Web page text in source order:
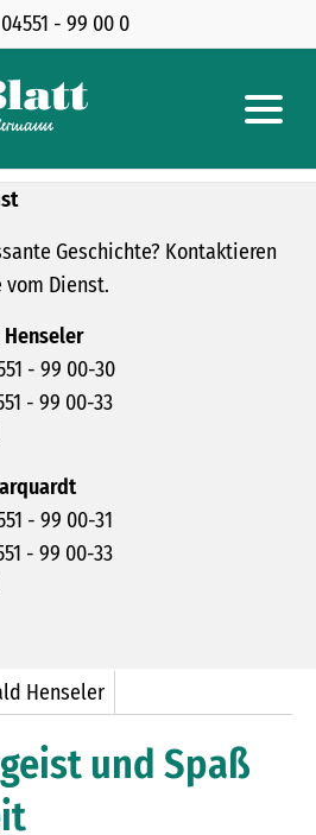
04551 - 99 00 0
Geschichte? Kontaktieren
vom Dienst.
- 99 00-30
- 99 00-33
- 99 00-31
- 99 00-33
Henseler
und Spaß